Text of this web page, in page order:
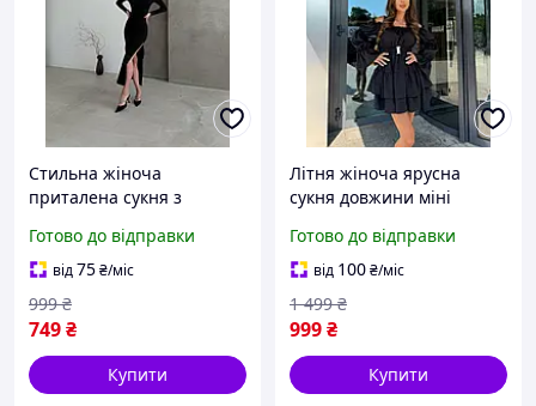
Стильна жіноча
приталена сукня з
прилеглого крою з
довгим рукавом
Готово до відправки
від75₴/міс
749₴
999 ₴
Купити
Літня жіноча ярусна
сукня довжини міні
спідниця з довгим
рукавом і відкритим
плечем на дівчину
Готово до відправки
від 100₴/міс
999₴
1 499 ₴
Купити